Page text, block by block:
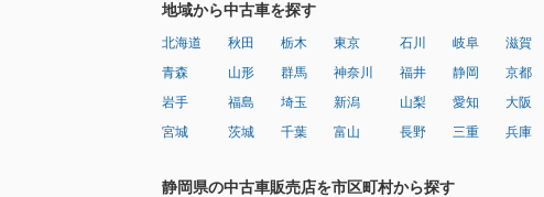
地域から中古車を探す
北海道
青森
岩手
宮城
秋田
山形
福島
茨城
栃木
群馬
埼玉
千葉
東京
神奈川
新潟
富山
石川
福井
山梨
長野
岐阜
静岡
愛知
三重
滋賀
京都
大阪
兵庫
静岡県の中古車販売店を市区町村から探す